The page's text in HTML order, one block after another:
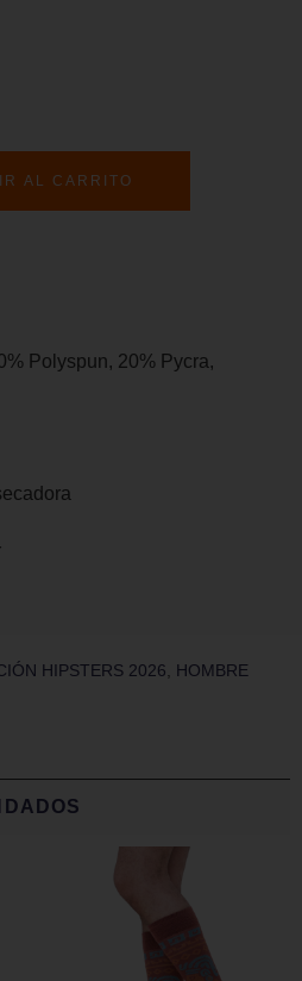
AL CARRITO
Polyspun, 20% Pycra,
HIPSTERS 2026 HOMBRE